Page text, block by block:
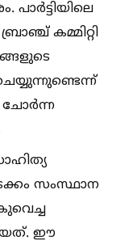
കമ്മിറ്റി
ചോര്‍ന്ന
സംസ്ഥാന
ഈ